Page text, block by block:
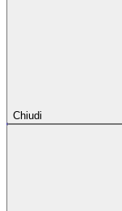
Chiudi